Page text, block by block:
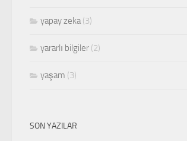
yapay zeka(3)
yararlı bilgiler (2)
yaşam (3)
SON YAZILAR